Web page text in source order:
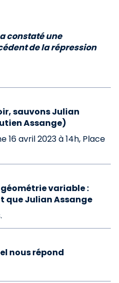
constaté une
de la répression
sauvons Julian
Assange)
avril 2023 à 14h, Place
variable :
que Julian Assange
nous répond